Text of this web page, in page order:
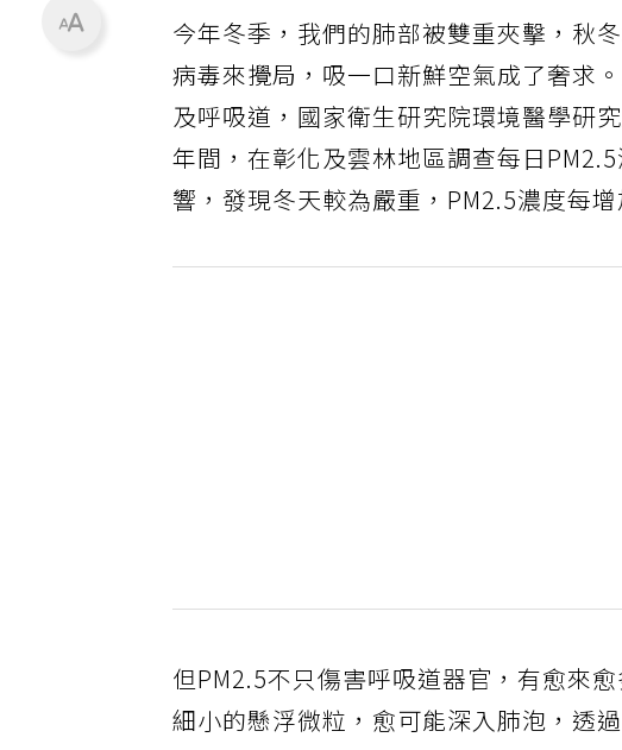
今年冬季，我們的肺部被雙重夾擊，秋
病毒來攪局，吸一口新鮮空氣成了奢求
及呼吸道，國家衛生研究院環境醫學研
年間，在彰化及雲林地區調查每日
響，發現冬天較為嚴重，PM2.5濃度每
但PM2.5不只傷害呼吸道器官，有愈來
細小的懸浮微粒，愈可能深入肺泡，透